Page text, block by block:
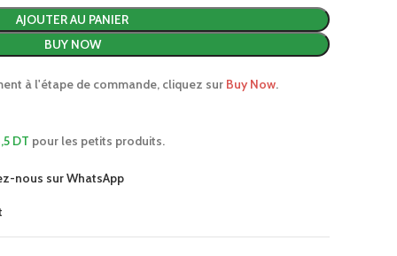
AJOUTER AU PANIER
BUY NOW
à l'étape de commande, cliquez sur Buy Now.
DT pour les petits produits.
nous sur WhatsApp